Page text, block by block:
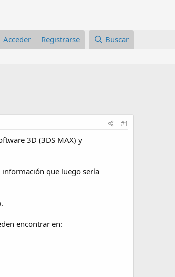
Acceder Registrarse Buscar
#1
3D (3DS MAX) y
información que luego sería
encontrar en: